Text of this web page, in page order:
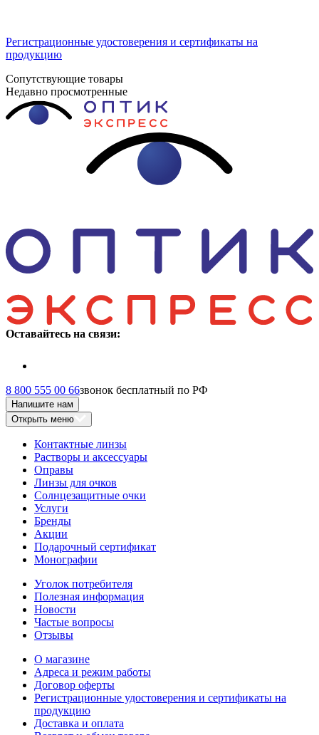
Регистрационные удостоверения и сертификаты на
продукцию
Сопутствующие товары
Недавно просмотренные
Оставайтесь на связи:
8 800 555 00 66звонок бесплатный по РФ
Напишите нам
Открыть меню
Контактные линзы
Растворы и аксессуары
Оправы
Линзы для очков
Солнцезащитные очки
Услуги
Бренды
Акции
Подарочный сертификат
Монографии
Уголок потребителя
Полезная информация
Новости
Частые вопросы
Отзывы
О магазине
Адреса и режим работы
Договор оферты
Регистрационные удостоверения и сертификаты на
продукцию
Доставка и оплата